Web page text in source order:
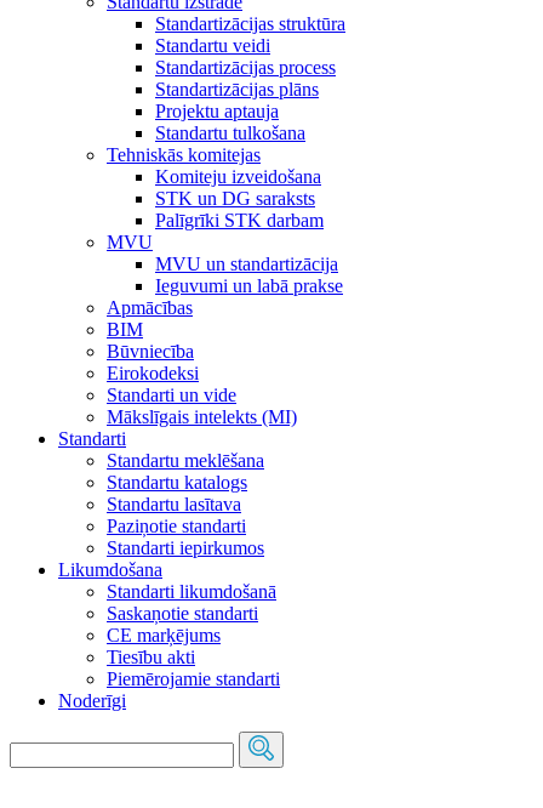
Standartizācijas struktūra
Standartu veidi
Standartizācijas process
Standartizācijas plāns
Projektu aptauja
Standartu tulkošana
Tehniskās komitejas
Komiteju izveidošana
STK un DG saraksts
Palīgrīki STK darbam
MVU
MVU un standartizācija
Ieguvumi un labā prakse
Apmācības
BIM
Būvniecība
Eirokodeksi
Standarti un vide
Mākslīgais intelekts (MI)
Standarti
Standartu meklēšana
Standartu katalogs
Standartu lasītava
Paziņotie standarti
Standarti iepirkumos
Likumdošana
Standarti likumdošanā
Saskaņotie standarti
CE marķējums
Tiesību akti
Piemērojamie standarti
Noderīgi